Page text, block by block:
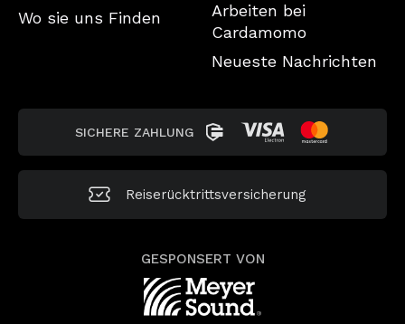
Wo sie uns Finden
Arbeiten bei
Cardamomo
Neueste Nachrichten
SICHERE ZAHLUNG
Reiserücktrittsversicherung
GESPONSERT VON